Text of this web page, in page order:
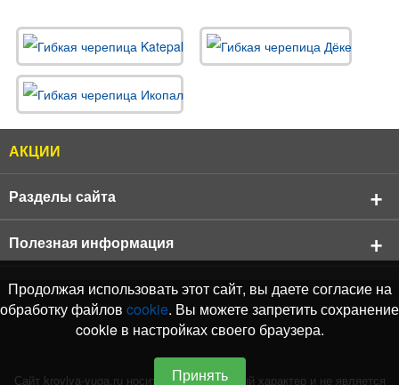
АКЦИИ
Разделы сайта
Реквизиты компании
АКЦИИ
Бренды
Отзывы о Нас
Полезная информация
Кровельные материалы
Фасадные материалы
Водосточные системы
Продукция
Подбор черепицы Shinglas
Каталог цветов RAL
Выполняемые нами работы
Сайт krovlya-yuga.ru носит информационный характер и не является
Продолжая использовать этот сайт, вы даете согласие на
обработку файлов cookie. Вы можете запретить сохранение
cookie в настройках своего браузера.
Принять